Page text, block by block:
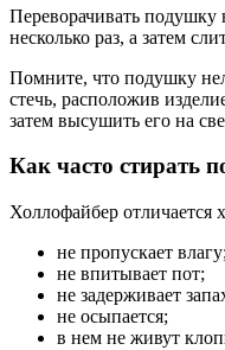
Переворачивать подушку
несколько раз, а затем
Помните, что подушку
стечь, расположив
затем высушить его на
Как часто стирать
Холлофайбер отличается
не пропускает влагу;
не впитывает пот;
не задерживает
не осыпается;
в нем не живут